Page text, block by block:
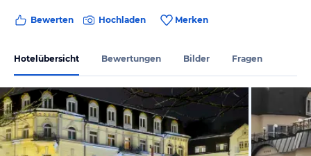
Bewerten Hochladen Merken
Hotelübersicht Bewertungen Bilder Fragen